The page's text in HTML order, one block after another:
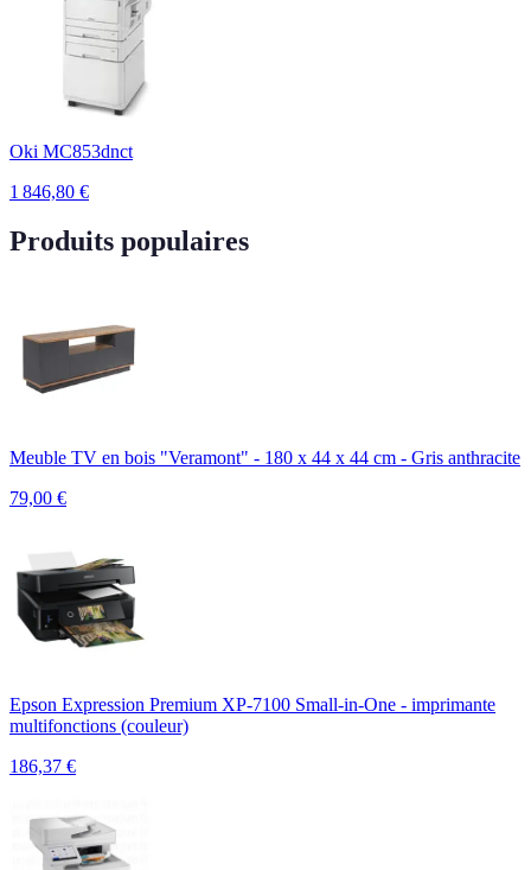
Oki MC853dnct
1 846,80 €
Produits populaires
Meuble TV en bois "Veramont" - 180 x 44 x 44 cm - Gris anthracite
79,00 €
Epson Expression Premium XP-7100 Small-in-One - imprimante
multifonctions (couleur)
186,37 €